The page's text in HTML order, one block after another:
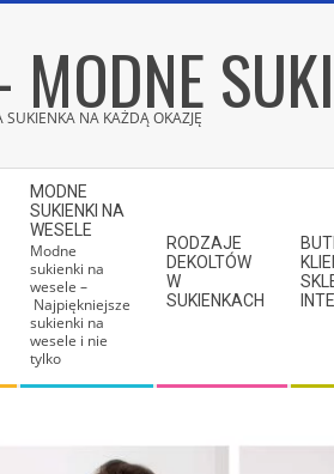
NA KAŻDĄ OKAZJĘ
MODNE
SUKIENKI NA
WESELE
Modne
sukienki na
wesele –
Najpiękniejsze
sukienki na
wesele i nie
tylko
RODZAJE
DEKOLTÓW
W
SUKIENKACH